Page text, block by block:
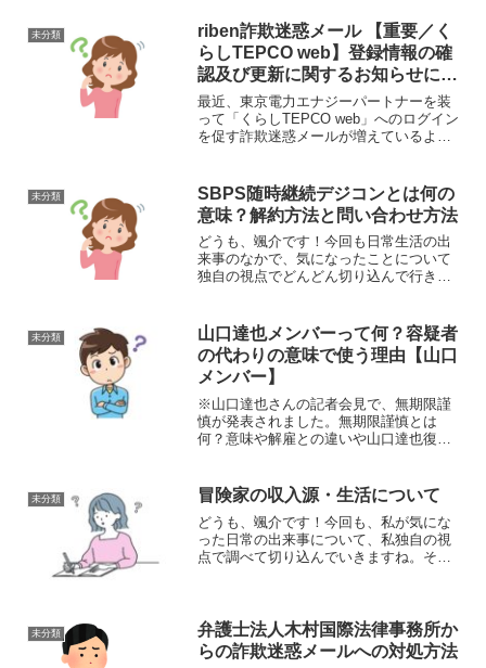
も関連キーワードが急上昇するほど、多
くの人が気にしてい...
未分類
riben詐欺迷惑メール 【重要／く
らしTEPCO web】登録情報の確
認及び更新に関するお知らせにつ
いて
最近、東京電力エナジーパートナーを装
って「くらしTEPCO web」へのログイン
を促す詐欺迷惑メールが増えているよう
ものもあるようです。私は、東京電力の
地域ではな...
未分類
SBPS随時継続デジコンとは何の
意味？解約方法と問い合わせ方法
どうも、颯介です！今回も日常生活の出
来事のなかで、気になったことについて
独自の視点でどんどん切り込んで行きた
docomoの携帯電話でdメニューの継続課
金の『（代行）SB...
未分類
山口達也メンバーって何？容疑者
の代わりの意味で使う理由【山口
メンバー】
※山口達也さんの記者会見で、無期限謹
慎が発表されました。無期限謹慎とは
何？意味や解雇との違いや山口達也復帰
ことについて独自の視点でどんどん切り
込んでいきたいと思います。...
未分類 冒険家の収入源・生活について
どうも、颯介です！今回も、私が気にな
った日常の出来事について、私独自の視
点で調べて切り込んでいきますね。それ
補給単独歩行で到達されたと...
未分類
弁護士法人木村国際法律事務所か
らの詐欺迷惑メールへの対処方法